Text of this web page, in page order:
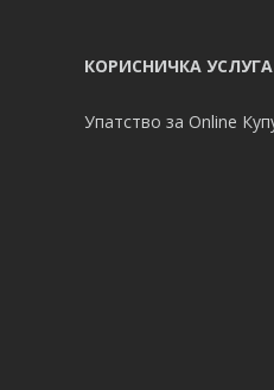
КОРИСНИЧКА УСЛУГА
Упатство за Online